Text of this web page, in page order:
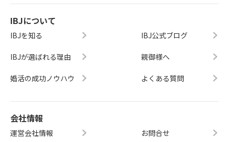
IBJについて
IBJを知る
IBJが選ばれる理由
婚活の成功ノウハウ
IBJ公式ブログ
親御様へ
よくある質問
会社情報
運営会社情報 お問合せ